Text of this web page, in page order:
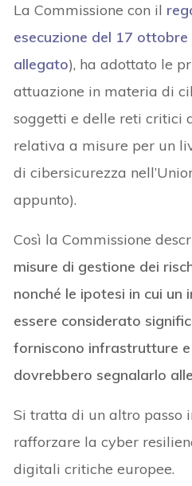
La Commissione con il
esecuzione del 17
allegato), ha adottato le
attuazione in materia di
soggetti e delle reti critici
relativa a misure per un
di cibersicurezza
appunto).
Così la Commissione
misure di gestione dei
nonché le ipotesi in cui un
essere considerato
forniscono infrastrutture
dovrebbero segnalarlo
Si tratta di un altro passo
rafforzare la cyber
digitali critiche europee.